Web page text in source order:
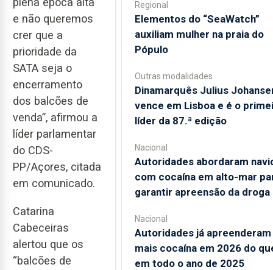
e não queremos
crer que a
prioridade da
SATA seja o
encerramento
dos balcões de
venda”, afirmou a
líder parlamentar
do CDS-
PP/Açores, citada
em comunicado.
Catarina
Cabeceiras
alertou que os
“balcões de
Regional
​Elementos do “SeaWatch”
auxiliam mulher na praia do
Pópulo
Outras modalidades
Dinamarquês Julius
vence em Lisboa e é o
líder da 87.ª edição
Nacional
Autoridades abordaram
com cocaína em alto-mar
garantir apreensão da droga
Nacional
Autoridades já apreenderam
mais cocaína em 2026 do
em todo o ano de 2025